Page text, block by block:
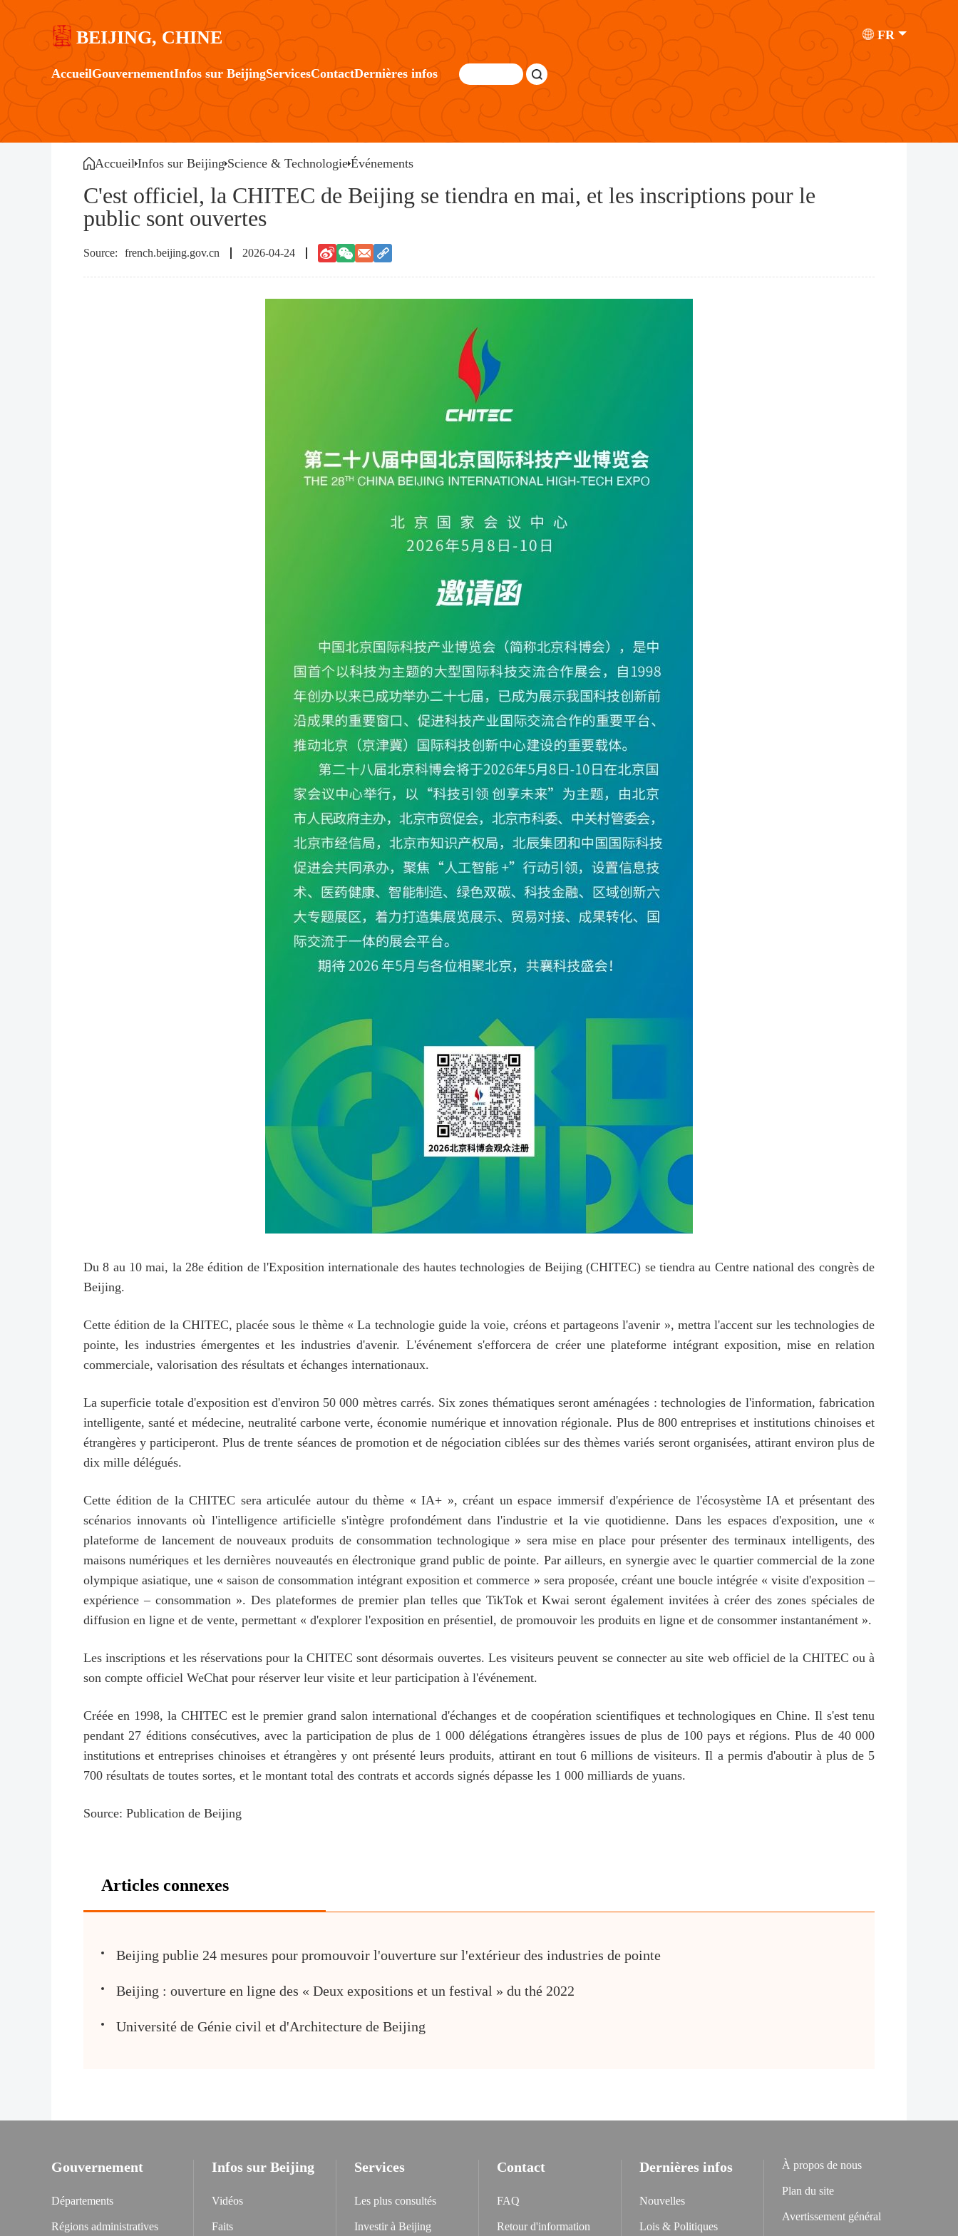
BEIJING, CHINE FR
AccueilGouvernementInfos sur BeijingServicesContactDernières infos
Accueil Infos sur Beijing Science & Technologie Événements
C'est officiel, la CHITEC de Beijing se tiendra en mai, et les inscriptions pour le
public sont ouvertes
french.beijing.gov.cn 2026-04-24
Du 8 au 10 mai, la 28e édition de l'Exposition internationale des hautes technologies de Beijing (CHITEC) se tiendra au Centre national des congrès de
Beijing.
Cette édition de la CHITEC, placée sous le thème « La technologie guide la voie, créons et partageons l'avenir », mettra l'accent sur les technologies de
pointe, les industries émergentes et les industries d'avenir. L'événement s'efforcera de créer une plateforme intégrant exposition, mise en relation
commerciale, valorisation des résultats et échanges internationaux.
La superficie totale d'exposition est d'environ 50 000 mètres carrés. Six zones thématiques seront aménagées : technologies de l'information, fabrication
intelligente, santé et médecine, neutralité carbone verte, économie numérique et innovation régionale. Plus de 800 entreprises et institutions chinoises et
étrangères y participeront. Plus de trente séances de promotion et de négociation ciblées sur des thèmes variés seront organisées, attirant environ plus de
dix mille délégués.
Cette édition de la CHITEC sera articulée autour du thème « IA+ », créant un espace immersif d'expérience de l'écosystème IA et présentant des
scénarios innovants où l'intelligence artificielle s'intègre profondément dans l'industrie et la vie quotidienne. Dans les espaces d'exposition, une «
plateforme de lancement de nouveaux produits de consommation technologique » sera mise en place pour présenter des terminaux intelligents, des
maisons numériques et les dernières nouveautés en électronique grand public de pointe. Par ailleurs, en synergie avec le quartier commercial de la zone
olympique asiatique, une « saison de consommation intégrant exposition et commerce » sera proposée, créant une boucle intégrée « visite d'exposition –
expérience – consommation ». Des plateformes de premier plan telles que TikTok et Kwai seront également invitées à créer des zones spéciales de
diffusion en ligne et de vente, permettant « d'explorer l'exposition en présentiel, de promouvoir les produits en ligne et de consommer instantanément ».
Les inscriptions et les réservations pour la CHITEC sont désormais ouvertes. Les visiteurs peuvent se connecter au site web officiel de la CHITEC ou à
son compte officiel WeChat pour réserver leur visite et leur participation à l'événement.
Créée en 1998, la CHITEC est le premier grand salon international d'échanges et de coopération scientifiques et technologiques en Chine. Il s'est tenu
pendant 27 éditions consécutives, avec la participation de plus de 1 000 délégations étrangères issues de plus de 100 pays et régions. Plus de 40 000
institutions et entreprises chinoises et étrangères y ont présenté leurs produits, attirant en tout 6 millions de visiteurs. Il a permis d'aboutir à plus de 5
700 résultats de toutes sortes, et le montant total des contrats et accords signés dépasse les 1 000 milliards de yuans.
Source: Publication de Beijing
Articles connexes
Beijing publie 24 mesures pour promouvoir l'ouverture sur l'extérieur des industries de pointe
Beijing : ouverture en ligne des « Deux expositions et un festival » du thé 2022
Université de Génie civil et d'Architecture de Beijing
Gouvernement
Départements
Régions administratives
Infos sur Beijing
Vidéos
Faits
Services
Les plus consultés
Investir à Beijing
Contact
FAQ
Retour d'information
Dernières infos
Nouvelles
Lois & Politiques
À propos de nous
Plan du site
Avertissement général